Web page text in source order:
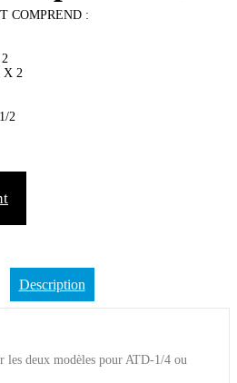
COMPREND :
X 2
2
Description
les deux modèles pour ATD-1/4 ou